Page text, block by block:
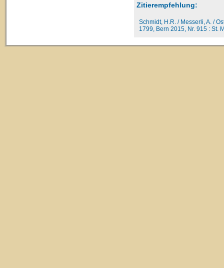
Zitierempfehlung:
Schmidt, H.R. / Messerli, A. /
1799, Bern 2015, Nr. 915 : St.